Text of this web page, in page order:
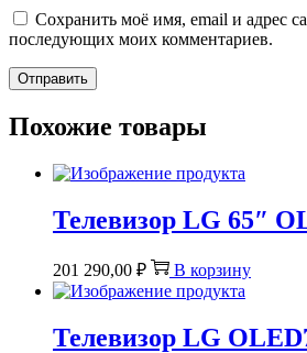
Сохранить моё имя, email и адрес
последующих моих комментариев.
Похожие товары
Телевизор LG 65″
201 290,00 ₽ В корзину
Телевизор LG